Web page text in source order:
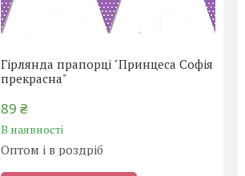
Гірлянда прапорці "Принцеса Софія
прекрасна"
89 ₴
В наявності
Оптом і в роздріб